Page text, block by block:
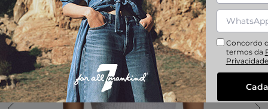
Concordo
termos da
Privacidade